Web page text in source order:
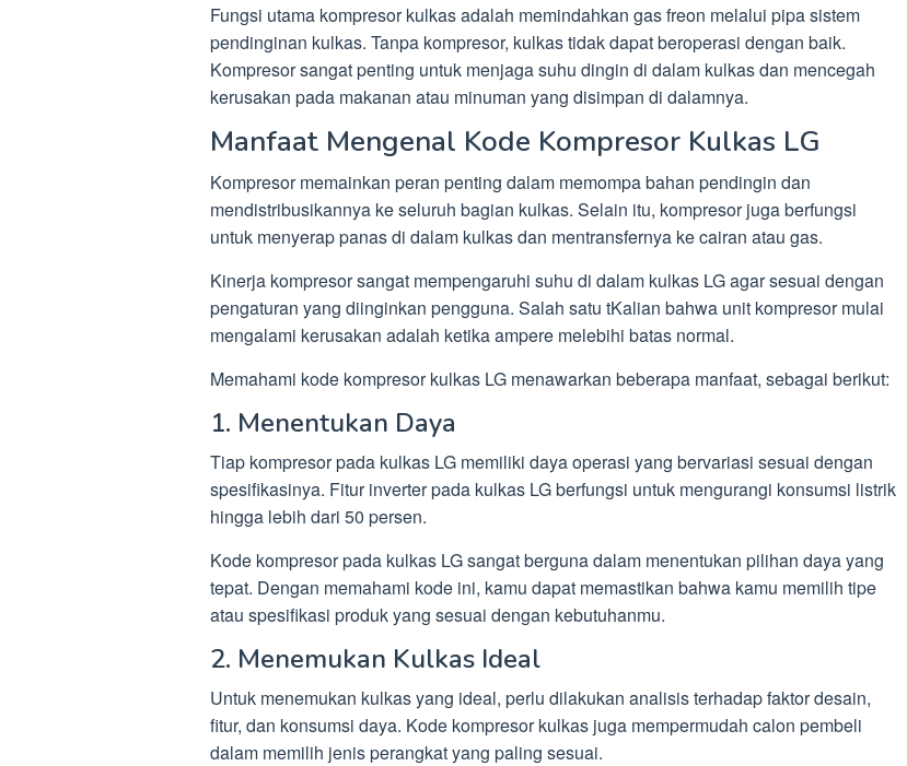
Fungsi utama kompresor kulkas adalah memindahkan gas freon melalui pipa sistem
pendinginan kulkas. Tanpa kompresor, kulkas tidak dapat beroperasi dengan baik.
Kompresor sangat penting untuk menjaga suhu dingin di dalam kulkas dan mencegah
kerusakan pada makanan atau minuman yang disimpan di dalamnya.
Manfaat Mengenal Kode Kompresor Kulkas LG
Kompresor memainkan peran penting dalam memompa bahan pendingin dan
mendistribusikannya ke seluruh bagian kulkas. Selain itu, kompresor juga berfungsi
untuk menyerap panas di dalam kulkas dan mentransfernya ke cairan atau gas.
Kinerja kompresor sangat mempengaruhi suhu di dalam kulkas LG agar sesuai dengan
pengaturan yang diinginkan pengguna. Salah satu tKalian bahwa unit kompresor mulai
mengalami kerusakan adalah ketika ampere melebihi batas normal.
Memahami kode kompresor kulkas LG menawarkan beberapa manfaat, sebagai berikut:
1. Menentukan Daya
Tiap kompresor pada kulkas LG memiliki daya operasi yang bervariasi sesuai dengan
spesifikasinya. Fitur inverter pada kulkas LG berfungsi untuk mengurangi konsumsi listrik
hingga lebih dari 50 persen.
Kode kompresor pada kulkas LG sangat berguna dalam menentukan pilihan daya yang
tepat. Dengan memahami kode ini, kamu dapat memastikan bahwa kamu memilih tipe
atau spesifikasi produk yang sesuai dengan kebutuhanmu.
2. Menemukan Kulkas Ideal
Untuk menemukan kulkas yang ideal, perlu dilakukan analisis terhadap faktor desain,
fitur, dan konsumsi daya. Kode kompresor kulkas juga mempermudah calon pembeli
dalam memilih jenis perangkat yang paling sesuai.